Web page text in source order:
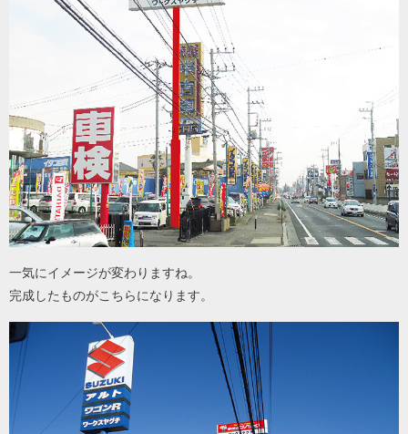
一気にイメージが変わりますね。
完成したものがこちらになります。